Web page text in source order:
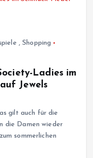
,Shopping
Ladies im
Jewels
gilt auch für die
die Damen wieder
sommerlichen